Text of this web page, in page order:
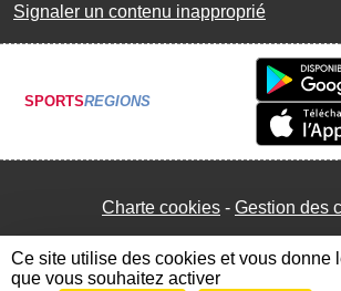
Signaler un contenu inapproprié
SPORTSREGIONS
Charte cookies Gestion des
Ce site utilise des cookies et vous donne
que vous souhaitez activer